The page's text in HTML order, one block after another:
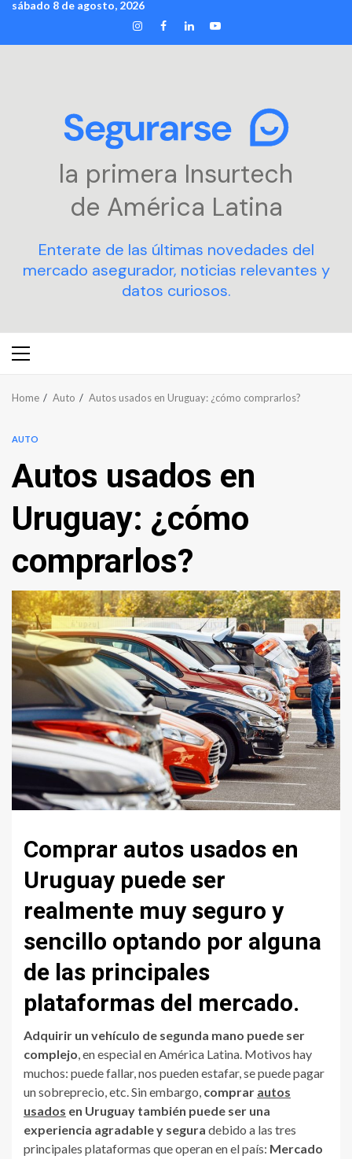
Skip
content
sábado 8 de agosto, 2026
INSTAGRAM
FACEBOOK
LINKEDIN
YOUTUBE
la primera Insurtech
de América Latina
Enterate de las últimas novedades del
mercado asegurador, noticias relevantes y
datos curiosos.
Primary
Home Auto Autos usados en Uruguay: ¿cómo comprarlos?
AUTO
Autos usados en
Uruguay: ¿cómo
comprarlos?
Comprar autos usados en
Uruguay puede ser
realmente muy seguro y
sencillo optando por alguna
de las principales
plataformas del mercado.
Adquirir un vehículo de segunda mano puede ser
complejo, en especial en América Latina. Motivos hay
muchos: puede fallar, nos pueden estafar, se puede pagar
un sobreprecio, etc. Sin embargo, comprar autos
usados en Uruguay también puede ser una
experiencia agradable y segura debido a las tres
principales plataformas que operan en el país: Mercado